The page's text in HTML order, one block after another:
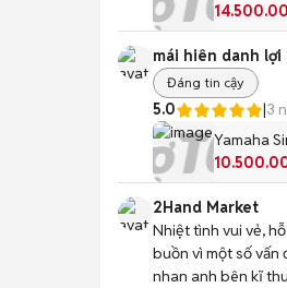
mái hiên danh lợi
Đáng tin cậy
5.0 |3
Yamaha
2Hand Market
Nhiệt tình vui vẻ,
buồn vì một số vấn
nhan anh bên kĩ